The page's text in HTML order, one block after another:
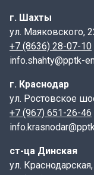
или песком.
Ср ок службы:при
эксплуатации
Преимущества:
Высокая
Быстрота
г. Шахты
ул. Маяковского,
+7 (8636) 28-07-10
info.shahty@pptk-
г. Краснодар
ул. Ростовское
+7 (967) 651-26-46
ст-ца Динская
ул.